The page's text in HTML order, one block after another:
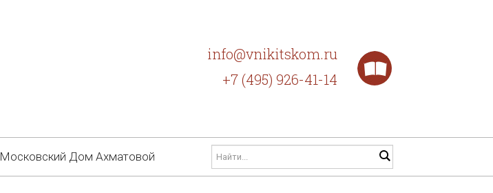
info@vnikitskom.ru
+7 (495) 926-41-14
Московский Дом Ахматовой